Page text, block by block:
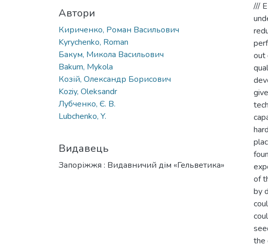
Автори
Кириченко, Роман Васильович
Kуrуchenko, Roman
Бакум, Микола Васильович
Bakum, Mykola
Козій, Олександр Борисович
Koziy, Oleksandr
Лубченко, Є. В.
Lubchenko, Y.
Видавець
Запоріжжя : Видавничий дім «Гельветика»
///
out
of
by
the